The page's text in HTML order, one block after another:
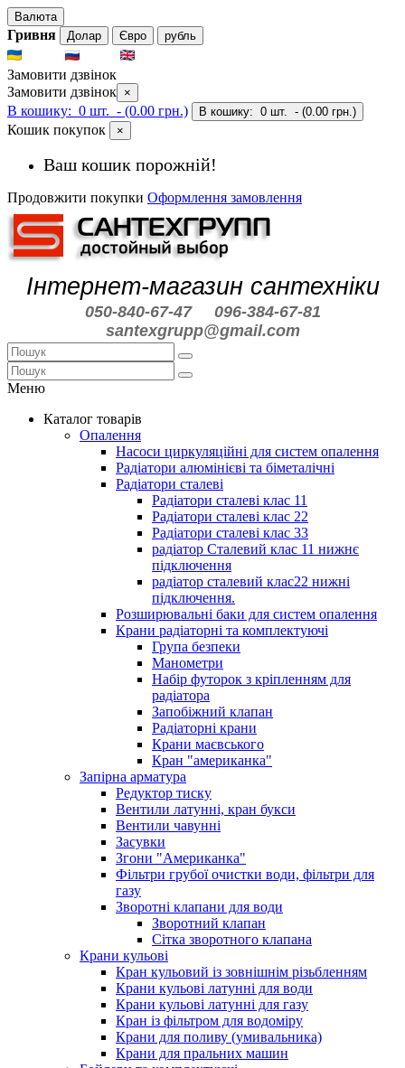
Валюта
Гривня Долар Євро рубль
Замовити дзвінок
Замовити дзвінок ×
В кошику: 0 шт. - (0.00 грн.) В кошику: 0 шт. - (0.00 грн.)
Кошик покупок ×
Ваш кошик порожній!
Продовжити покупки Оформлення замовлення
Інтернет-магазин сантехніки
050-840-67-47
096-384-67-81
santexgrupp@gmail.com
Меню
Каталог товарів
Опалення
Насоси циркуляційні для систем опалення
Радіатори алюмінієві та біметалічні
Радіатори сталеві
Радіатори сталеві клас 11
Радіатори сталеві клас 22
Радіатори сталеві клас 33
радіатор Сталевий клас 11 нижнє
підключення
радіатор сталевий клас22 нижні
підключення.
Розширювальні баки для систем опалення
Крани радіаторні та комплектуючі
Група безпеки
Манометри
Набір футорок з кріпленням для
радіатора
Запобіжний клапан
Радіаторні крани
Крани маєвського
Кран "американка"
Запірна арматура
Редуктор тиску
Вентили латунні, кран букси
Вентили чавунні
Засувки
Згони "Американка"
Фільтри грубої очистки води, фільтри для
газу
Зворотні клапани для води
Зворотний клапан
Сітка зворотного клапана
Крани кульові
Кран кульовий із зовнішнім різьбленням
Крани кульові латунні для води
Крани кульові латунні для газу
Кран із фільтром для водоміру
Крани для поливу (умивальника)
Крани для пральних машин